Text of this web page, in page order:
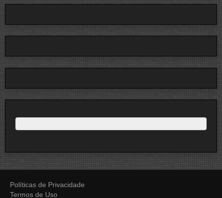
Políticas de Privacidade
Termos de Uso